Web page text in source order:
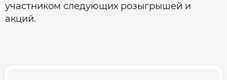
участником следующих розыгрышей и
акций.